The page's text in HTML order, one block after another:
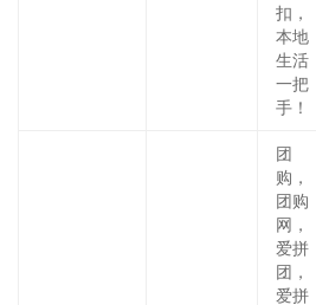
扣，
本地
生活
一把
手！
团
购，
团购
网，
爱拼
团，
爱拼